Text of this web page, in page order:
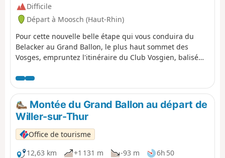
du Gresson, point d’arrivée de l’étape. Vous profiterez
depuis ce lieu d’un magnifique point de vue sur les
montagnes et prairies aux alentours.
Difficile
Départ à Moosch (Haut-Rhin)
Pour cette nouvelle belle étape qui vous conduira du
Belacker au Grand Ballon, le plus haut sommet des
Vosges, empruntez l'itinéraire du Club Vosgien, balisé
itinéraire pédestre emblématique de la traversée des
Vosges qui relie Woerth dans le Bas-Rhin à Belfort.
Malgré un kilométrage moins important, cette étape
n'est pas anodine. Après une descente vers Saint
Amarin, d'un dénivelé négatif de 560m, n'oubliez pas de
garder de l'énergie, car 1000m de dénivelé positif vous
attendent, ensuite, pour gravir le “toit des Vosges”.
Montée du Grand Ballon au départ de
Willer-sur-Thur
Office de tourisme
12,63 km
+1 131 m -93 m
6h 50